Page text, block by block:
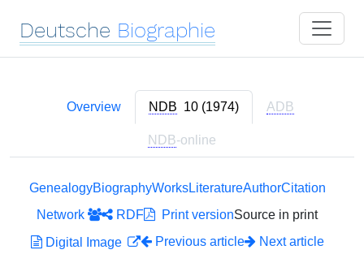
Deutsche Biographie
Overview NDB 10 (1974) ADB
NDB-online
GenealogyBiographyWorksLiteratureAuthorCitation
Network
RDF Print versionSource in print
Digital Image
Previous article Next article